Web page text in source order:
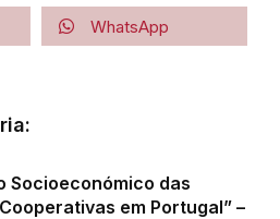
WhatsApp
Socioeconómico das
em Portugal” –